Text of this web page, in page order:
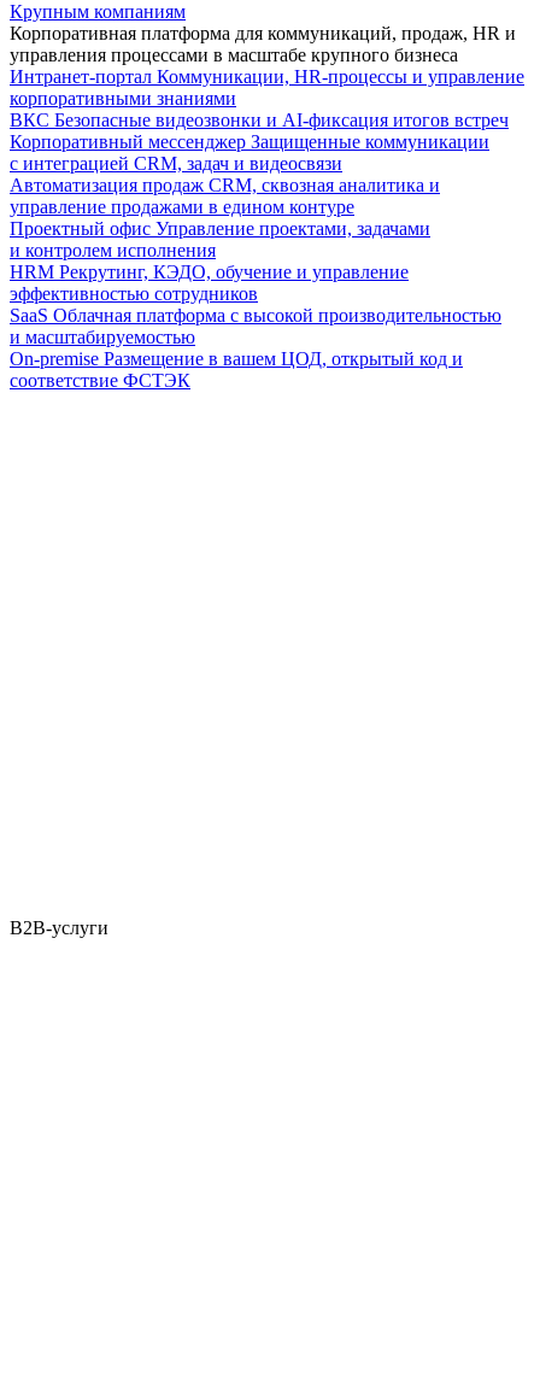
Крупным компаниям
Корпоративная платформа для коммуникаций, продаж, HR и
управления процессами в масштабе крупного бизнеса
Интранет-портал Коммуникации, HR-процессы и управление
корпоративными знаниями
ВКС Безопасные видеозвонки и AI-фиксация итогов встреч
Корпоративный мессенджер Защищенные коммуникации
с интеграцией CRM, задач и видеосвязи
Автоматизация продаж CRM, сквозная аналитика и
управление продажами в едином контуре
Проектный офис Управление проектами, задачами
и контролем исполнения
HRM Рекрутинг, КЭДО, обучение и управление
эффективностью сотрудников
SaaS Облачная платформа с высокой производительностью
и масштабируемостью
On-premise Размещение в вашем ЦОД, открытый код и
соответствие ФСТЭК
B2B-услуги